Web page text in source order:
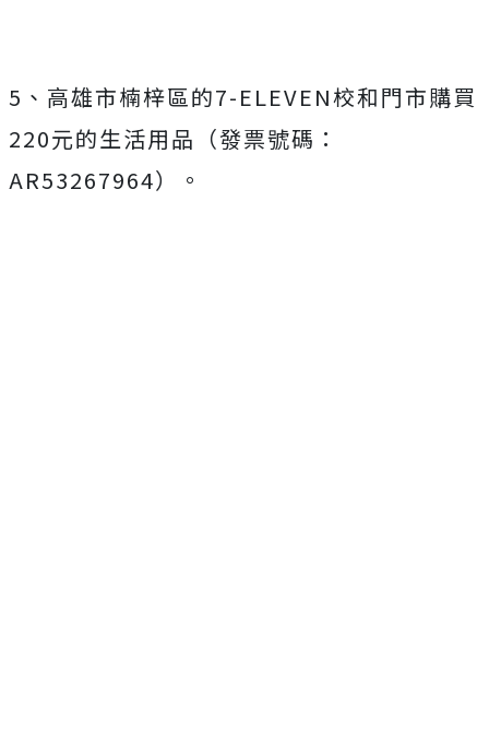
5、高雄市楠梓區的7-ELEVEN校和門市購買
220元的生活用品（發票號碼：
AR53267964）。